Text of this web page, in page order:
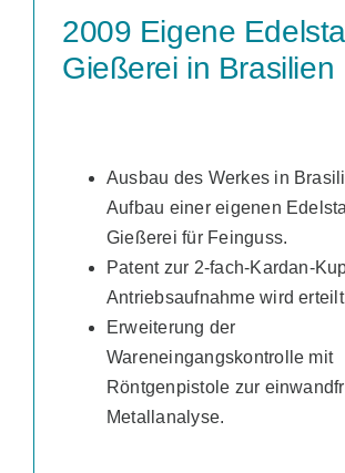
2009 Eigene
Gießerei in Brasilien
Ausbau des Werkes in
Aufbau einer eigenen
Gießerei für Feinguss.
Patent zur 2-fach-Kardan-
Antriebsaufnahme wird
Erweiterung der
Wareneingangskontrolle mit
Röntgenpistole zur
Metallanalyse.